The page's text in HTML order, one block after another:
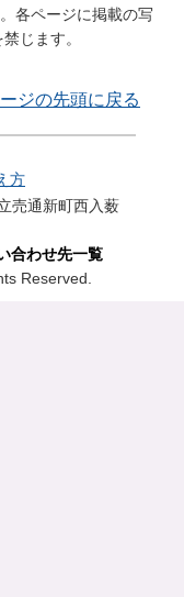
各ページに掲載の写
じます。
ジの先頭に戻る
方
売通新町西入薮
合わせ先一覧
Reserved.